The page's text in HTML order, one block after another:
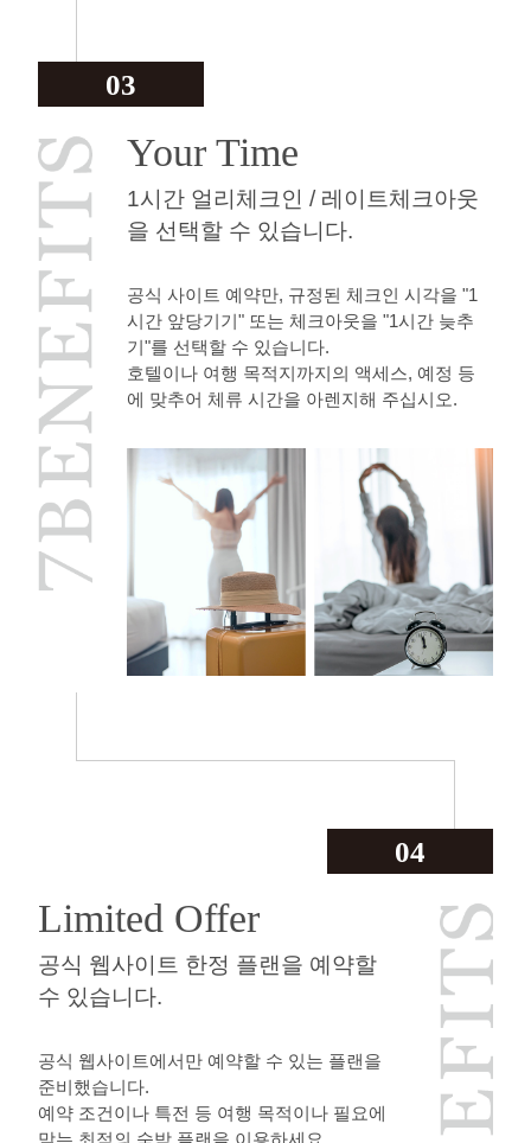
03
Your Time
1시간 얼리체크인 / 레이트체크아웃
을 선택할 수 있습니다.
공식 사이트 예약만, 규정된 체크인 시각을 "1
시간 앞당기기" 또는 체크아웃을 "1시간 늦추
기"를 선택할 수 있습니다.
호텔이나 여행 목적지까지의 액세스, 예정 등
에 맞추어 체류 시간을 아렌지해 주십시오.
04
Limited Offer
공식 웹사이트 한정 플랜을 예약할
수 있습니다.
공식 웹사이트에서만 예약할 수 있는 플랜을
준비했습니다.
예약 조건이나 특전 등 여행 목적이나 필요에